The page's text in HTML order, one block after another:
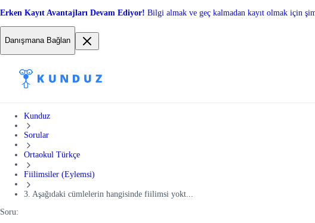
Erken Kayıt Avantajları Devam Ediyor! Bilgi almak ve geç kalmadan kayıt olmak için
Danışmana Bağlan
Kunduz
Sorular
Ortaokul Türkçe
Fiilimsiler (Eylemsi)
3. Aşağıdaki cümlelerin hangisinde fiilimsi yokt...
Soru: